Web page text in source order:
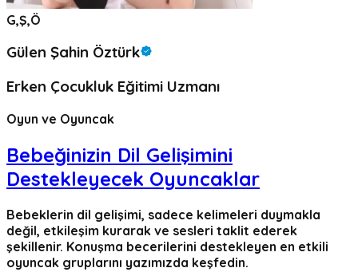
G,Ş,Ö
Gülen Şahin Öztürk
Erken Çocukluk Eğitimi Uzmanı
Oyun ve Oyuncak
Bebeğinizin Dil Gelişimini
Destekleyecek Oyuncaklar
Bebeklerin dil gelişimi, sadece kelimeleri duymakla
değil, etkileşim kurarak ve sesleri taklit ederek
şekillenir. Konuşma becerilerini destekleyen en etkili
oyuncak gruplarını yazımızda keşfedin.